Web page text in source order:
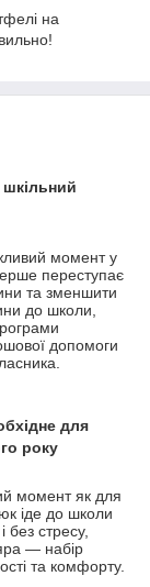
на
момент у
переступає
та зменшити
до школи,
допомоги
для
року
момент як для
іде до школи
стресу,
— набір
та комфорту.